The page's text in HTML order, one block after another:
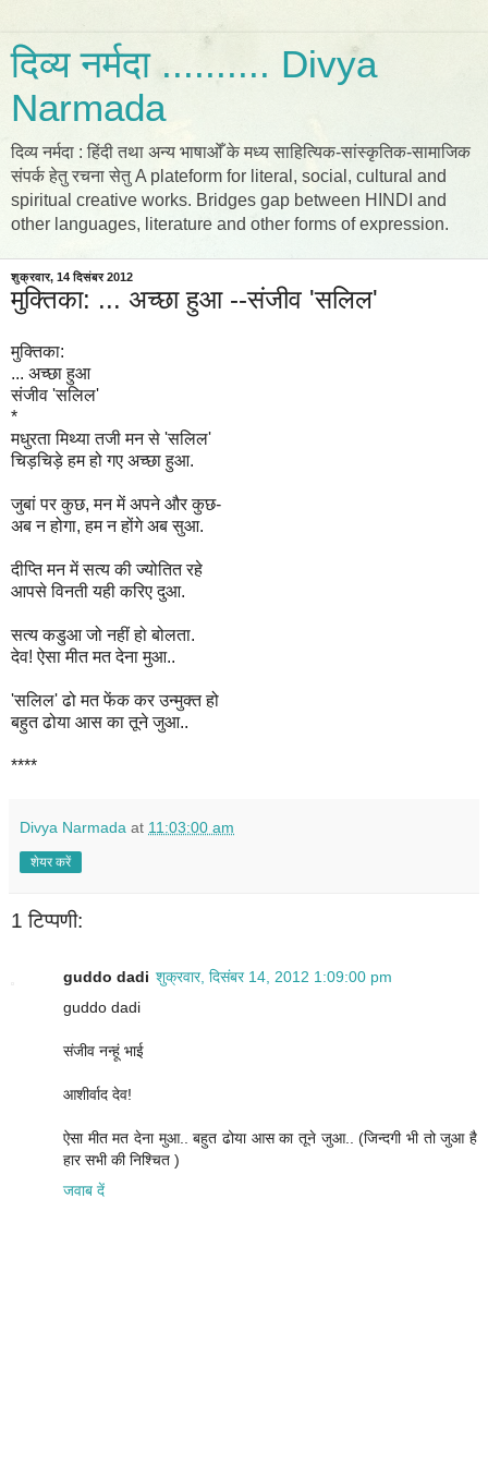
दिव्य नर्मदा .......... Divya
Narmada
दिव्य नर्मदा : हिंदी तथा अन्य भाषाओँ के मध्य साहित्यिक-सांस्कृतिक-सामाजिक
संपर्क हेतु रचना सेतु A plateform for literal, social, cultural and
spiritual creative works. Bridges gap between HINDI and
other languages, literature and other forms of expression.
शुक्रवार, 14 दिसंबर 2012
मुक्तिका: ... अच्छा हुआ --संजीव 'सलिल'
मुक्तिका:
... अच्छा हुआ
संजीव 'सलिल'
*
मधुरता मिथ्या तजी मन से 'सलिल'
चिड़चिड़े हम हो गए अच्छा हुआ.
जुबां पर कुछ, मन में अपने और कुछ-
अब न होगा, हम न होंगे अब सुआ.
दीप्ति मन में सत्य की ज्योतित रहे
आपसे विनती यही करिए दुआ.
सत्य कडुआ जो नहीं हो बोलता.
देव! ऐसा मीत मत देना मुआ..
'सलिल' ढो मत फेंक कर उन्मुक्त हो
बहुत ढोया आस का तूने जुआ..
****
Divya Narmada at 11:03:00 am
शेयर करें
1 टिप्पणी:
guddo dadi शुक्रवार, दिसंबर 14, 2012 1:09:00 pm
guddo dadi
संजीव नन्हूं भाई
आशीर्वाद देव!
ऐसा मीत मत देना मुआ.. बहुत ढोया आस का तूने जुआ.. (जिन्दगी भी तो जुआ है
हार सभी की निश्चित )
जवाब दें